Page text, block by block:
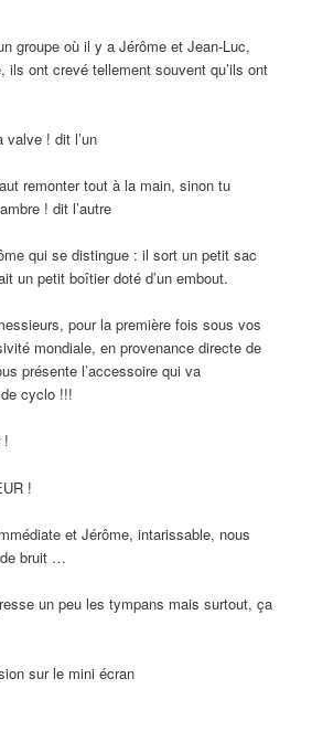
groupe où il y a Jérôme et Jean-Luc,
ils ont crevé tellement souvent qu’ils ont
valve ! dit l’un
remonter tout à la main, sinon tu
! dit l’autre
qui se distingue : il sort un petit sac
un petit boîtier doté d’un embout.
pour la première fois sous vos
mondiale, en provenance directe de
présente l’accessoire qui va
cyclo !!!
!
!
et Jérôme, intarissable, nous
bruit …
un peu les tympans mais surtout, ça
sur le mini écran